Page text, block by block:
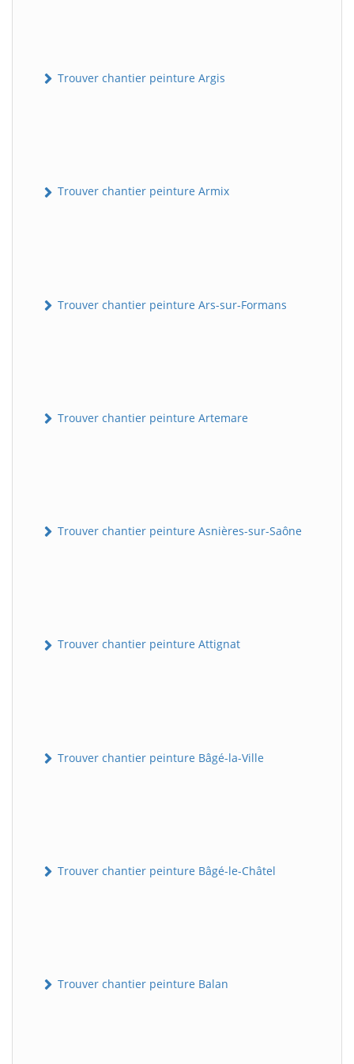
Trouver chantier peinture Argis
Trouver chantier peinture Armix
Trouver chantier peinture Ars-sur-Formans
Trouver chantier peinture Artemare
Trouver chantier peinture Asnières-sur-Saône
Trouver chantier peinture Attignat
Trouver chantier peinture Bâgé-la-Ville
Trouver chantier peinture Bâgé-le-Châtel
Trouver chantier peinture Balan